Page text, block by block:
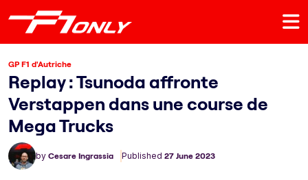
GP F1 d'Autriche
Replay : Tsunoda affronte
Verstappen dans une course de
Mega Trucks
by Cesare Ingrassia Published 27 June 2023